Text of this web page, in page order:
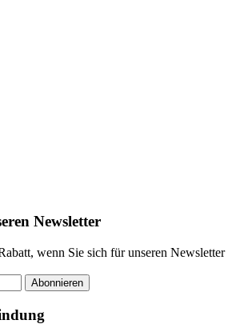
Newsletter
wenn Sie sich für unseren Newsletter
Abonnieren